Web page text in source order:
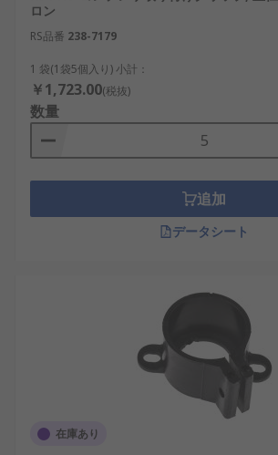
埃、熱などによる損傷からコンデ
するために使用されます。また、
を他の連動部品やコンデンサ内の
護できます。さらに、コンデンサ
きの感電を防ぐことができます。
電解コンデンサ用ナット
用される付加部品です。通常はコ
取り付けられ、主に丸い形状で、
トが形成されています。ナットの
は標準サイズで、ナットにより部
けを容易に行うことができます。
ロン
RS品番 238-7179
1 袋(1袋5個入り) 小計：
￥1,723.00(税抜)
数量
追加
データシート
在庫あり